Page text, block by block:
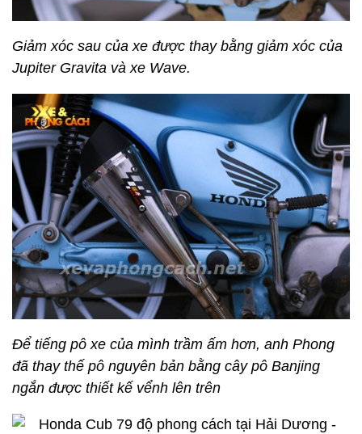
Giảm xóc sau của xe được thay bằng giảm xóc của
Jupiter Gravita và xe Wave.
Để tiếng pô xe của mình trầm ấm hơn, anh Phong
đã thay thế pô nguyên bản bằng cây pô Banjing
ngắn được thiết kế vểnh lên trên